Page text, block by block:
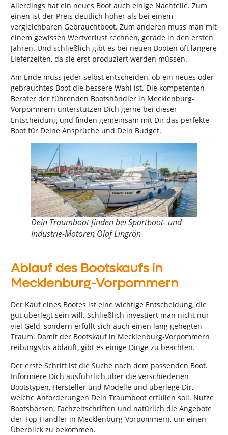
Allerdings hat ein neues Boot auch einige Nachteile. Zum
einen ist der Preis deutlich höher als bei einem
vergleichbaren Gebrauchtboot. Zum anderen muss man mit
einem gewissen Wertverlust rechnen, gerade in den ersten
Jahren. Und schließlich gibt es bei neuen Booten oft längere
Lieferzeiten, da sie erst produziert werden müssen.
Am Ende muss jeder selbst entscheiden, ob ein neues oder
gebrauchtes Boot die bessere Wahl ist. Die kompetenten
Berater der führenden Bootshändler in Mecklenburg-
Vorpommern unterstützen Dich gerne bei dieser
Entscheidung und finden gemeinsam mit Dir das perfekte
Boot für Deine Ansprüche und Dein Budget.
Dein Traumboot finden bei Sportboot- und
Industrie-Motoren Olaf Lingrön
Ablauf des Bootskaufs in
Mecklenburg-Vorpommern
Der Kauf eines Bootes ist eine wichtige Entscheidung, die
gut überlegt sein will. Schließlich investiert man nicht nur
viel Geld, sondern erfüllt sich auch einen lang gehegten
Traum. Damit der Bootskauf in Mecklenburg-Vorpommern
reibungslos abläuft, gibt es einige Dinge zu beachten.
Der erste Schritt ist die Suche nach dem passenden Boot.
Informiere Dich ausführlich über die verschiedenen
Bootstypen, Hersteller und Modelle und überlege Dir,
welche Anforderungen Dein Traumboot erfüllen soll. Nutze
Bootsbörsen, Fachzeitschriften und natürlich die Angebote
der Top-Händler in Mecklenburg-Vorpommern, um einen
Überblick zu bekommen.